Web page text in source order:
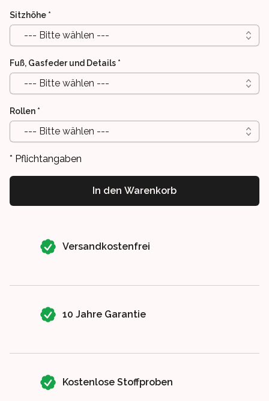
Sitzhöhe *
--- Bitte wählen ---
Fuß, Gasfeder und Details *
--- Bitte wählen ---
Rollen *
--- Bitte wählen ---
* Pflichtangaben
In den Warenkorb
Versandkostenfrei
10 Jahre Garantie
Kostenlose Stoffproben